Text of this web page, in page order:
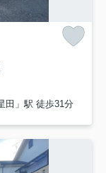
田」駅 徒歩31分